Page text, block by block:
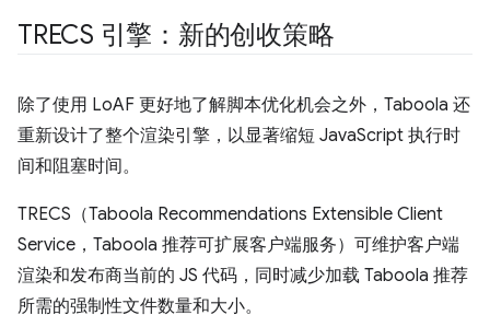
TRECS 引擎：新的创收策略
除了使用 LoAF 更好地了解脚本优化机会之外，Taboola 还
重新设计了整个渲染引擎，以显著缩短 JavaScript 执行时
间和阻塞时间。
TRECS（Taboola Recommendations Extensible Client
Service，Taboola 推荐可扩展客户端服务）可维护客户端
渲染和发布商当前的 JS 代码，同时减少加载 Taboola 推荐
所需的强制性文件数量和大小。